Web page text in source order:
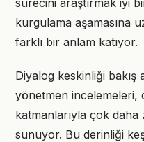
sürecini araştırmak iyi
kurgulama aşamasına
farklı bir anlam katıyor.
Diyalog keskinliği bakış
yönetmen
katmanlarıyla çok daha
sunuyor. Bu derinliği